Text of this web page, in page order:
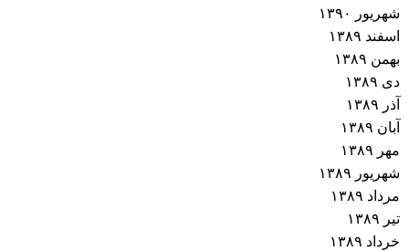
شهریور ۱۳۹۰
اسفند ۱۳۸۹
بهمن ۱۳۸۹
دی ۱۳۸۹
آذر ۱۳۸۹
آبان ۱۳۸۹
مهر ۱۳۸۹
شهریور ۱۳۸۹
مرداد ۱۳۸۹
تیر ۱۳۸۹
خرداد ۱۳۸۹